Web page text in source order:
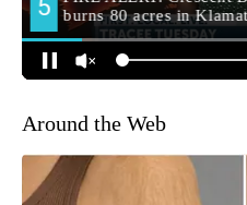
Around the Web